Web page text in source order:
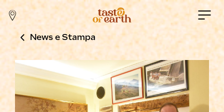
News e Stampa